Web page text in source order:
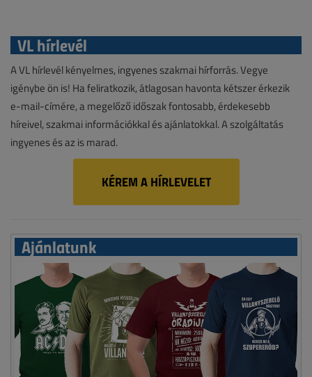
VL hírlevél
A VL hírlevél kényelmes, ingyenes szakmai hírforrás. Vegye
igénybe ön is! Ha feliratkozik, átlagosan havonta kétszer érkezik
e-mail-címére, a megelőző időszak fontosabb, érdekesebb
híreivel, szakmai információkkal és ajánlatokkal. A szolgáltatás
ingyenes és az is marad.
KÉREM A HÍRLEVELET
Ajánlatunk